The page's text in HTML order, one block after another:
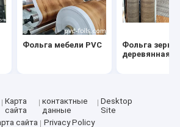
Фольга мебели PVC
Фольга зерна
деревянная
Карта
сайта
контактные
данные
Desktop
Site
сайта
Privacy Policy